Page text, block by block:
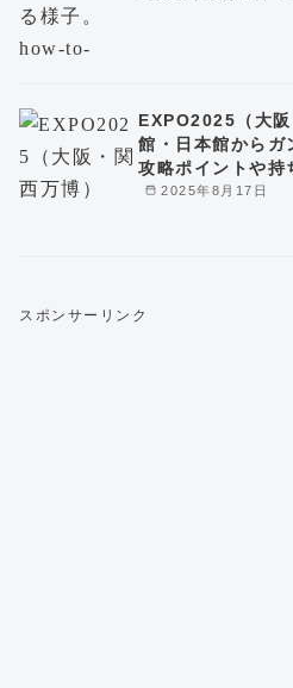
2025年8月17日
EXPO2025（大
館・日本館からガ
攻略ポイントや持
スポンサーリンク